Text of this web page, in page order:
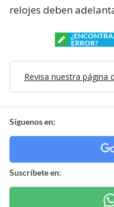
relojes deben
ERROR?
Revisa nuestra página
Síguenos en:
Suscríbete en: